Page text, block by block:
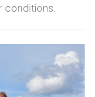
conditions.